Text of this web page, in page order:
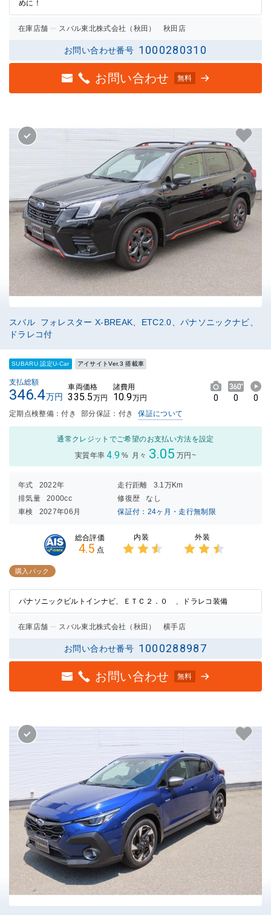
めに！
在庫店舗 スバル東北株式会社（秋田） 秋田店
お問い合わせ番号 1000280310
お問い合わせ 無料
スバル フォレスター X-BREAK、ETC2.0、パナソニックナビ、
ドラレコ付
SUBARU 認定U-Car アイサイトVer.3 搭載車
支払総額
346.4万円
車両価格
335.5万円
諸費用
10.9万円 0 0 0
定期点検整備：付き 部分保証：付き 保証について
通常クレジットでご希望のお支払い方法を設定
実質年率 4.9 % 月々 3.05 万円~
年式 2022年 走行距離
3.1万Km
排気量
2000cc 修復歴
なし
車検
2027年06月 保証付：24ヶ月・走行無制限
総合評価
4.5 点
内装 外装
購入パック
パナソニックビルトインナビ、ＥＴＣ２．０ 、ドラレコ装備
在庫店舗 スバル東北株式会社（秋田） 横手店
お問い合わせ番号 1000288987
お問い合わせ 無料